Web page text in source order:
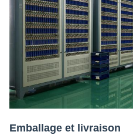
Emballage et livraison